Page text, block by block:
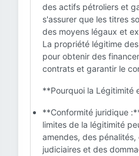
des actifs pétroliers et
s'assurer que les titres
des moyens légaux et
La propriété légitime
pour obtenir des
contrats et garantir le
**Pourquoi la Légitimité
**Conformité juridique
limites de la légitimité
amendes, des
judiciaires et des